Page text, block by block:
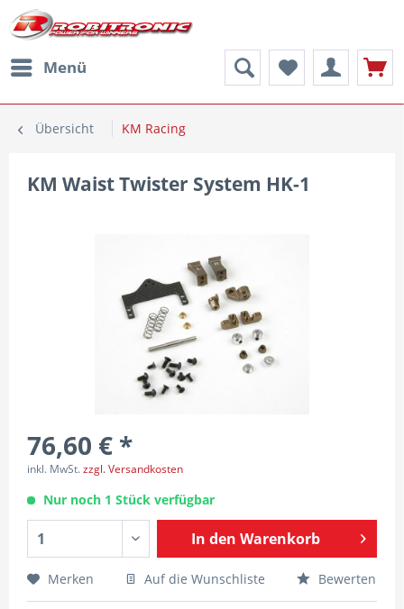
Menü
Übersicht KM Racing
KM Waist Twister System HK-1
76,60 € *
inkl. MwSt.zzgl. Versandkosten
Nur noch 1 Stück verfügbar
In den Warenkorb
Merken Auf die Wunschliste Bewerten